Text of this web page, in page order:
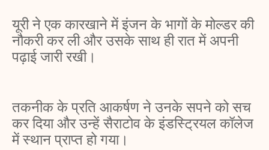
यूरी ने एक कारखाने में इंजन के भागों के मोल्डर की
नौकरी कर ली और उसके साथ ही रात में अपनी
पढ़ाई जारी रखी।
तकनीक के प्रति आकर्षण ने उनके सपने को सच
कर दिया और उन्हें सैराटोव के इंडस्ट्रियल कॉलेज
में स्थान प्राप्त हो गया।